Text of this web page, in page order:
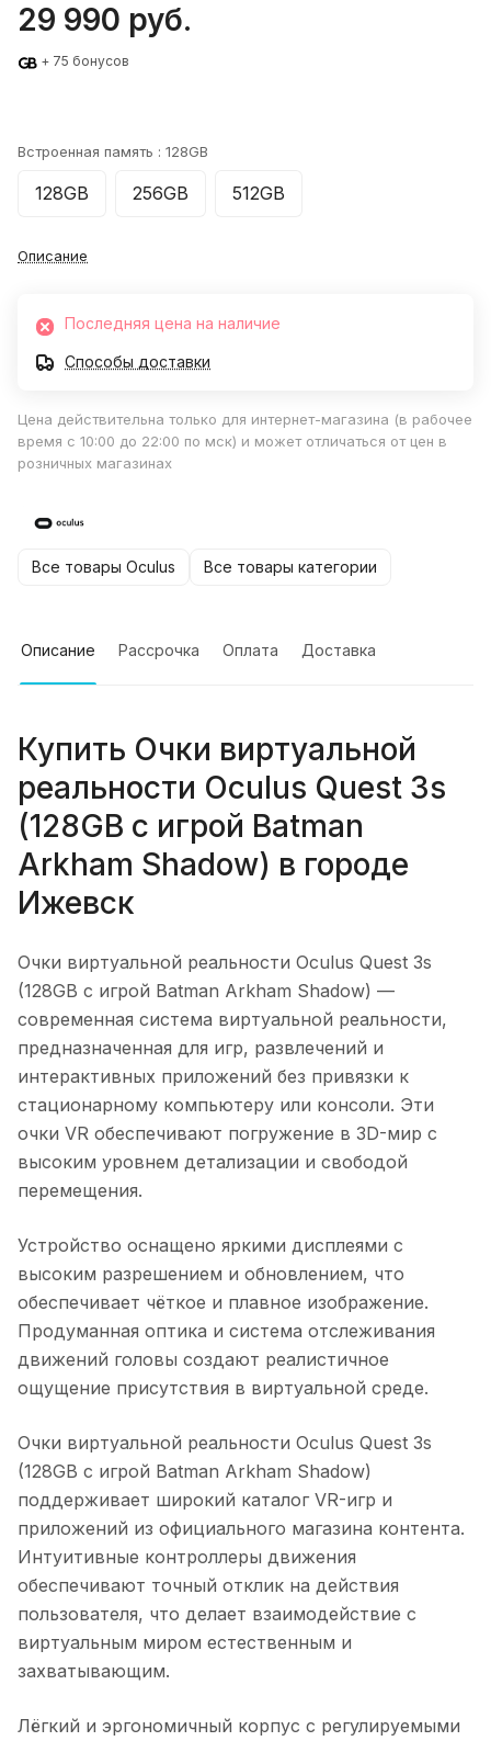
29 990 руб.
+ 75 бонусов
Встроенная память : 128GB
128GB 256GB 512GB
Описание
Последняя цена на наличие
Способы доставки
Цена действительна только для интернет-магазина (в рабочее
время с 10:00 до 22:00 по мск) и может отличаться от цен в
розничных магазинах
Все товары Oculus Все товары категории
Описание Рассрочка Оплата Доставка
Купить Очки виртуальной
реальности Oculus Quest 3s
(128GB с игрой Batman
Arkham Shadow) в городе
Ижевск
Очки виртуальной реальности Oculus Quest 3s
(128GB с игрой Batman Arkham Shadow) —
современная система виртуальной реальности,
предназначенная для игр, развлечений и
интерактивных приложений без привязки к
стационарному компьютеру или консоли. Эти
очки VR обеспечивают погружение в 3D-мир с
высоким уровнем детализации и свободой
перемещения.
Устройство оснащено яркими дисплеями с
высоким разрешением и обновлением, что
обеспечивает чёткое и плавное изображение.
Продуманная оптика и система отслеживания
движений головы создают реалистичное
ощущение присутствия в виртуальной среде.
Очки виртуальной реальности Oculus Quest 3s
(128GB с игрой Batman Arkham Shadow)
поддерживает широкий каталог VR-игр и
приложений из официального магазина контента.
Интуитивные контроллеры движения
обеспечивают точный отклик на действия
пользователя, что делает взаимодействие с
виртуальным миром естественным и
захватывающим.
Лёгкий и эргономичный корпус с регулируемыми